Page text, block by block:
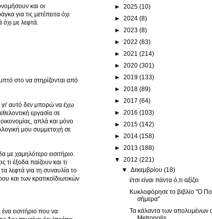
και οι
για τις μετέπειτα όχι
με λεφτά.
στο να στηρίζονται από
γι' αυτό δεν μπορώ να έχω
εργασία σε
απλά και μόνο
μου συμμετοχή σε
με χαμηλότερο εισιτήριο.
τι έξοδα παίζουν και τι
λεφτά για τη συναυλία το
και των κρατικοϊδιωτικών
εισιτήριο που να
► 2025 (10)
► 2024 (8)
► 2023 (8)
► 2022 (83)
► 2021 (214)
► 2020 (301)
► 2019 (133)
► 2018 (89)
► 2017 (64)
► 2016 (103)
► 2015 (142)
► 2014 (158)
► 2013 (188)
▼ 2012 (221)
▼Δεκεμβρίου(18)
έτσι είναι πάντα ό,τι αξίζει
Κυκλοφόρησε το βιβλίο "Ο
σήμερα"
Τα κάλαντα των απολυμένων